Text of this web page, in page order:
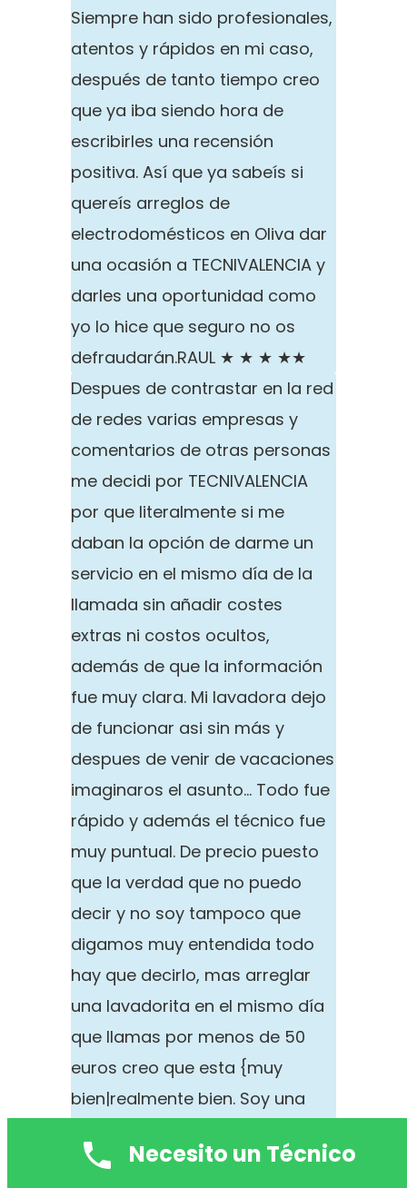
Siempre han sido profesionales,
atentos y rápidos en mi caso,
después de tanto tiempo creo
que ya iba siendo hora de
escribirles una recensión
positiva. Así que ya sabeís si
quereís arreglos de
electrodomésticos en Oliva dar
una ocasión a TECNIVALENCIA y
darles una oportunidad como
yo lo hice que seguro no os
defraudarán.RAUL ★ ★ ★ ★★
Despues de contrastar en la red
de redes varias empresas y
comentarios de otras personas
me decidi por TECNIVALENCIA
por que literalmente si me
daban la opción de darme un
servicio en el mismo día de la
llamada sin añadir costes
extras ni costos ocultos,
además de que la información
fue muy clara. Mi lavadora dejo
de funcionar asi sin más y
despues de venir de vacaciones
imaginaros el asunto… Todo fue
rápido y además el técnico fue
muy puntual. De precio puesto
que la verdad que no puedo
decir y no soy tampoco que
digamos muy entendida todo
hay que decirlo, mas arreglar
una lavadorita en el mismo día
que llamas por menos de 50
euros creo que esta {muy
bien|realmente bien. Soy una
este caso fue una resolución
Necesito un Técnico